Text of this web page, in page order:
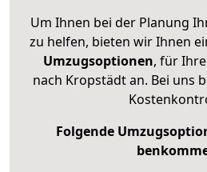
Um Ihnen bei der Planung
zu helfen, bieten wir Ihnen
Umzugsoptionen, für
nach Kropstädt an. Bei uns
Folgende